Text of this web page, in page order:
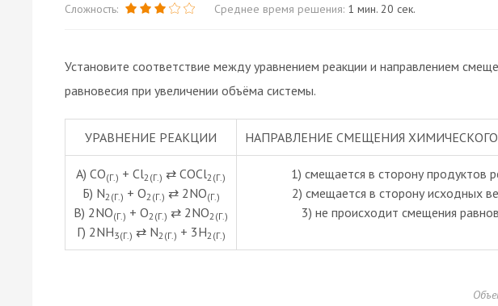
Сложность: Среднее время решения: 1 мин. 20 сек.
Установите соответствие между уравнением реакции и направлением
равновесия при увеличении объёма системы.
УРАВНЕНИЕ РЕАКЦИИ НАПРАВЛЕНИЕ СМЕЩЕНИЯ
А) CO(Г.) + Cl2(Г.) ⇄ COCl2(Г.)
Б) N2(Г.) + O2(Г.) ⇄ 2NO(Г.)
В) 2NO(Г.) + O2(Г.) ⇄ 2NO2(Г.)
Г) 2NH3(Г.) ⇄ N2(Г.) + 3H2(Г.)
1) смещается в сторону продуктов
2) смещается в сторону исходных
3) не происходит смещения